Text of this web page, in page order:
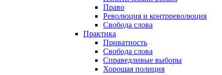
Право
Революция и контрреволюция
Свобода слова
Практика
Приватность
Свобода слова
Справедливые выборы
Хорошая полиция